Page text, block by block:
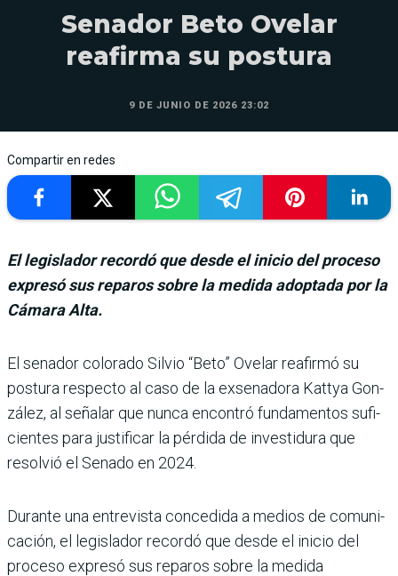
Senador Beto Ovelar
reafirma su postura
9 DE JUNIO DE 2026 23:02
Compartir en redes
El legislador recordó que desde el inicio del proceso
expresó sus reparos sobre la medida adoptada por la
Cámara Alta.
El senador colorado Silvio “Beto” Ovelar reafirmó su
postura respecto al caso de la exsenadora Kattya Gon­
zález, al señalar que nunca encontró fundamentos sufi­
cientes para justificar la pér­dida de investidura que
resol­vió el Senado en 2024.
Durante una entrevista con­cedida a medios de comuni­
cación, el legislador recordó que desde el inicio del
proceso expresó sus reparos sobre la medida